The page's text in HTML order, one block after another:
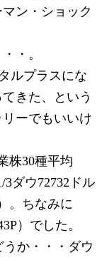
ン・ショック
・。
ルプラスにな
きた、という
ーでもいいけ
株30種平均
3ダウ72732ドル
。ちなみに
）でした。
か・・・ダウ